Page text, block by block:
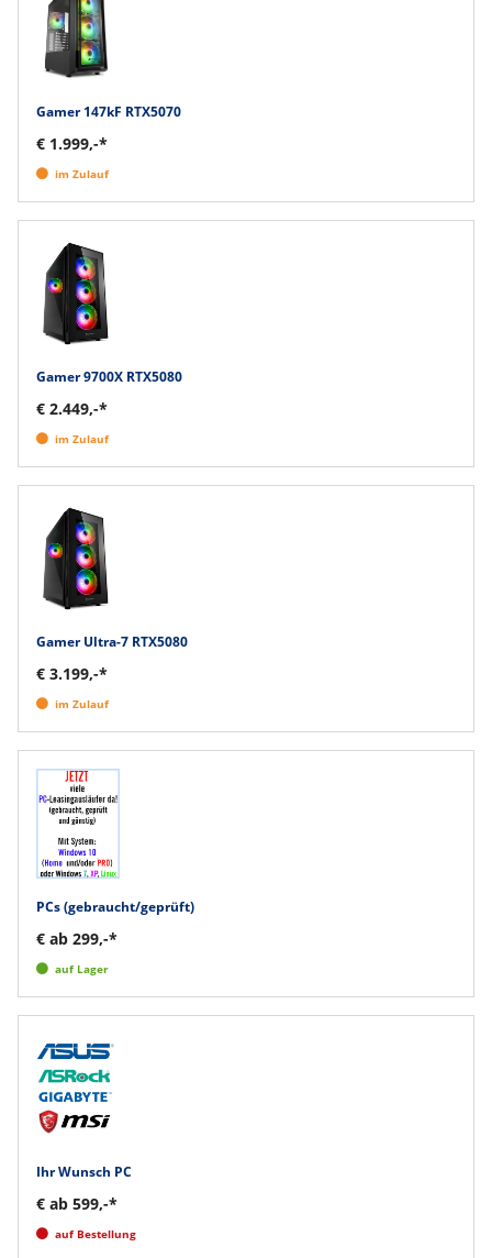
Gamer 147kF RTX5070
€ 1.999,-*
im Zulauf
Gamer 9700X RTX5080
€ 2.449,-*
im Zulauf
Gamer Ultra-7 RTX5080
€ 3.199,-*
im Zulauf
PCs (gebraucht/geprüft)
€ ab 299,-*
auf Lager
Ihr Wunsch PC
€ ab 599,-*
auf Bestellung